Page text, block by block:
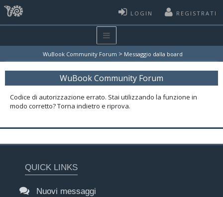
LOGIN REGISTRATI
WuBook Community Forum > Messaggio dalla board
WuBook Community Forum
Codice di autorizzazione errato. Stai utilizzando la funzione in
modo corretto? Torna indietro e riprova.
QUICK LINKS
Nuovi messaggi